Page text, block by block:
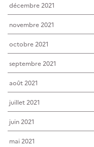
décembre 2021
novembre 2021
octobre 2021
septembre 2021
août 2021
juillet 2021
juin 2021
mai 2021